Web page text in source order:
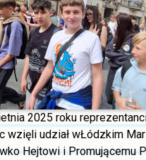
2025 roku
wzięli udział wŁódzkim
Hejtowi i Promującemu